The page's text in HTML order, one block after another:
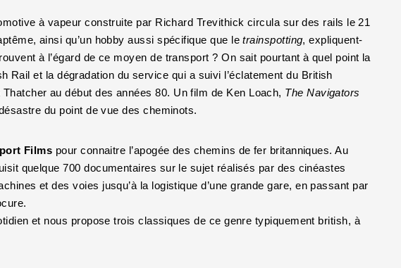
à vapeur construite par Richard Trevithick circula sur des rails le 21
ainsi qu’un hobby aussi spécifique que letrainspotting, expliquent-
à l’égard de ce moyen de transport ? On sait pourtant à quel point la
Rail et la dégradation du service qui a suivi l’éclatement du British
au début des années 80. Un film de Ken Loach, The Navigators
du point de vue des cheminots.
Films pour connaitre l’apogée des chemins de fer britanniques. Au
quelque 700 documentaires sur le sujet réalisés par des cinéastes
et des voies jusqu’à la logistique d’une grande gare, en passant par
et nous propose trois classiques de ce genre typiquement british, à